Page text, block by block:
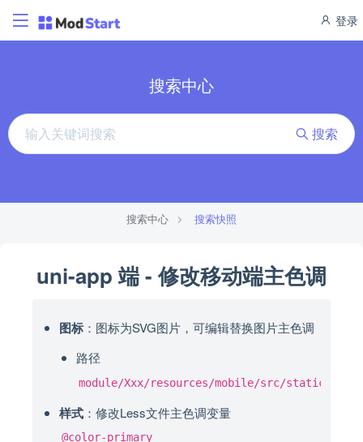
登录
搜索中心
搜索
搜索中心 搜索快照
uni-app 端 - 修改移动端主色调
图标 ：图标为SVG图片，可编辑替换图片主色调
路径
module/Xxx/resources/mobile/src/static/
样式 ：修改Less文件主色调变量
@color-primary